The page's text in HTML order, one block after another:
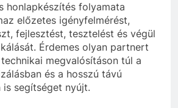
honlapkészítés folyamata
előzetes igényfelmérést,
fejlesztést, tesztelést és végül
Érdemes olyan partnert
megvalósításon túl a
és a hosszú távú
segítséget nyújt.